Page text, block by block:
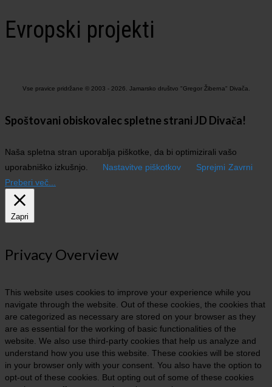
Evropski projekti
Vse pravice pridržane © 2003 - 2026. Jamarsko društvo "Gregor Žiberna" Divača.
Spoštovani obiskovalec spletne strani JD Divača!
Naša spletna stran uporablja piškotke, da bi optimizirali vašo
uporabniško izkušnjo.
Nastavitve piškotkov Sprejmi Zavrni
Preberi več...
Zapri
Privacy Overview
This website uses cookies to improve your experience while you
navigate through the website. Out of these cookies, the cookies that
are categorized as necessary are stored on your browser as they
are as essential for the working of basic functionalities of the
website. We also use third-party cookies that help us analyze and
understand how you use this website. These cookies will be stored
in your browser only with your consent. You also have the option to
opt-out of these cookies. But opting out of some of these cookies